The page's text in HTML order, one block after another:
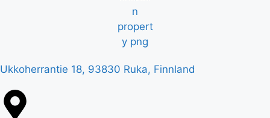
Ukkoherrantie 18, 93830 Ruka, Finnland